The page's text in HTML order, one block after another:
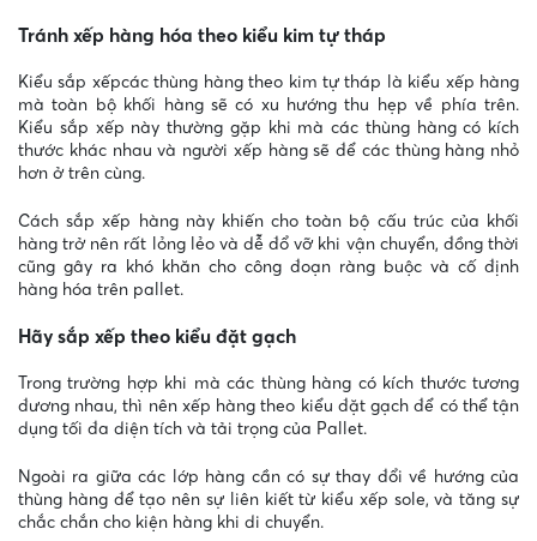
Tránh xếp hàng hóa theo kiểu kim tự tháp
Kiểu sắp xếpcác thùng hàng theo kim tự tháp là kiểu xếp hàng
mà toàn bộ khối hàng sẽ có xu hướng thu hẹp về phía trên.
Kiểu sắp xếp này thường gặp khi mà các thùng hàng có kích
thước khác nhau và người xếp hàng sẽ để các thùng hàng nhỏ
hơn ở trên cùng.
Cách sắp xếp hàng này khiến cho toàn bộ cấu trúc của khối
hàng trở nên rất lỏng lẻo và dễ đổ vỡ khi vận chuyển, đồng thời
cũng gây ra khó khăn cho công đoạn ràng buộc và cố định
hàng hóa trên pallet.
Hãy sắp xếp theo kiểu đặt gạch
Trong trường hợp khi mà các thùng hàng có kích thước tương
đương nhau, thì nên xếp hàng theo kiểu đặt gạch để có thể tận
dụng tối đa diện tích và tải trọng của Pallet.
Ngoài ra giữa các lớp hàng cần có sự thay đổi về hướng của
thùng hàng để tạo nên sự liên kiết từ kiểu xếp sole, và tăng sự
chắc chắn cho kiện hàng khi di chuyển.